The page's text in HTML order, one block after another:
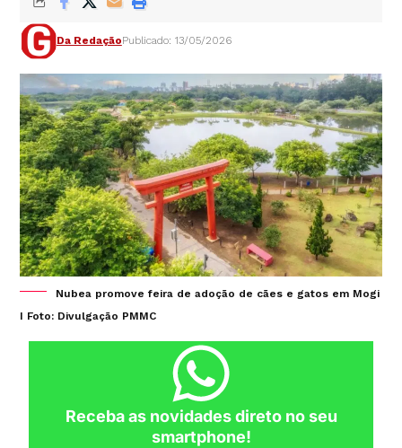
Da RedaçãoPublicado: 13/05/2026
Nubea promove feira de adoção de cães e gatos em Mogi
I Foto: Divulgação PMMC
Receba as novidades direto no seu
smartphone!